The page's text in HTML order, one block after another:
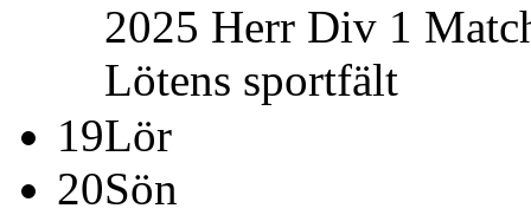
2025 Herr Div 1
Lötens sportfält
19Lör
20Sön